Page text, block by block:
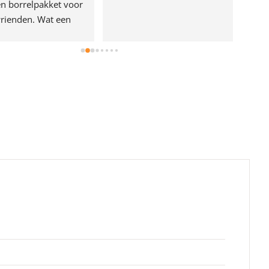
borrelpakket voor
Wat een